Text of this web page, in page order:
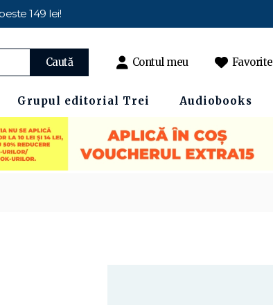
149 lei!
Caută Contul meu Favorite
Grupul editorial Trei Audiobooks